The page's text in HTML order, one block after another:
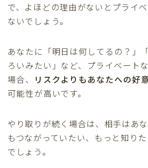
で、よほどの理由がないとプライ
ないでしょう。
あなたに「明日は何してるの？」
ろいみたい」など、プライベート
場合、
リスクよりもあなたへの好
可能性が高いです。
やり取りが続く場合は、相手はあ
もつながっていたい、もっと知り
でしょう。